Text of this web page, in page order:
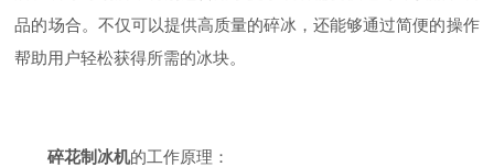
品的场合。不仅可以提供高质量的碎冰，还能够通过简便的操作
帮助用户轻松获得所需的冰块。
碎花制冰机的工作原理：